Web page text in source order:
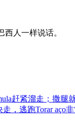
人一样说话。
赶紧溜走；撒腿
走，逃跑Torar aço